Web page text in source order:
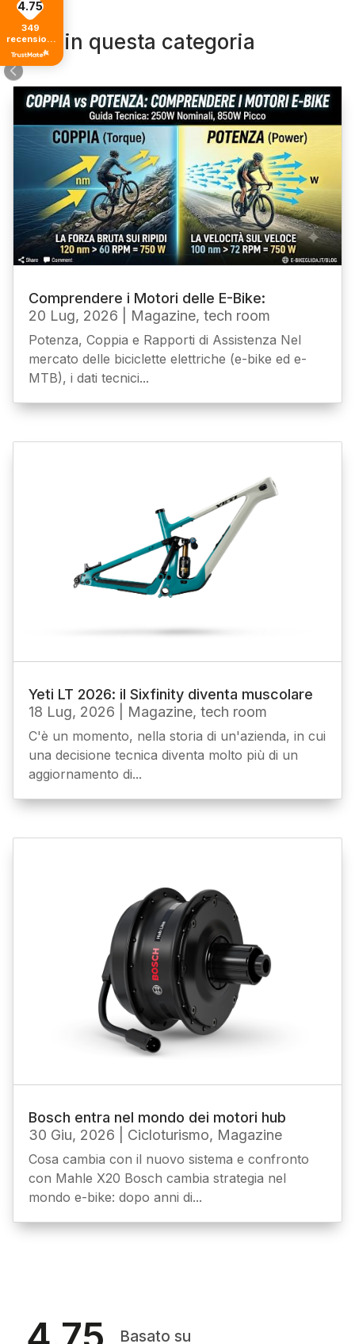
Altro in questa categoria
Comprendere i Motori delle E-Bike:
20 Lug, 2026
Magazine,tech room
Potenza, Coppia e Rapporti di Assistenza Nel
mercato delle biciclette elettriche (e-bike ed e-
MTB), i dati tecnici...
Yeti LT 2026: il Sixfinity diventa muscolare
18 Lug, 2026
Magazine,tech room
C'è un momento, nella storia di un'azienda, in cui
una decisione tecnica diventa molto più di un
aggiornamento di...
Bosch entra nel mondo dei motori hub
30 Giu, 2026
Cicloturismo, Magazine
Cosa cambia con il nuovo sistema e confronto
con Mahle X20 Bosch cambia strategia nel
mondo e-bike: dopo anni di...
Basato su
4.75
349
recensioni
di tutti i
tempi